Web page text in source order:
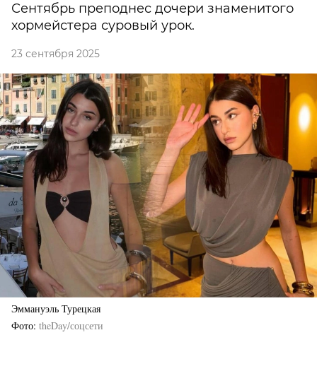
Сентябрь преподнес дочери знаменитого
хормейстера суровый урок.
23 сентября 2025
Эммануэль Турецкая
Фото theDay/соцсети